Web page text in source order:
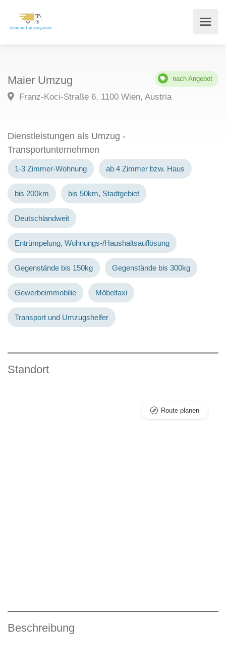
Maier Umzug nach Angebot
Franz-Koci-Straße 6, 1100 Wien, Austria
Dienstleistungen als Umzug -
Transportunternehmen
1-3 Zimmer-Wohnung ab 4 Zimmer bzw. Haus
bis 200km bis 50km, Stadtgebiet
Deutschlandweit
Entrümpelung, Wohnungs-/Haushaltsauflösung
Gegenstände bis 150kg Gegenstände bis 300kg
Gewerbeimmobilie Möbeltaxi
Transport und Umzugshelfer
Standort
Route planen
Beschreibung